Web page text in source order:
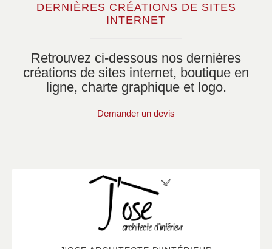
DERNIÈRES CRÉATIONS DE SITES
INTERNET
Retrouvez ci-dessous nos dernières
créations de sites internet, boutique en
ligne, charte graphique et logo.
Demander un devis